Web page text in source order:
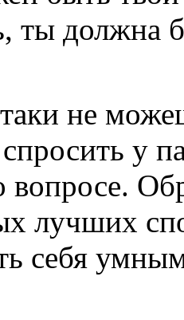
ты должна
не
у
вопросе.
лучших
себя